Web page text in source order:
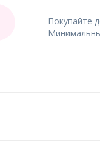
Покупайте